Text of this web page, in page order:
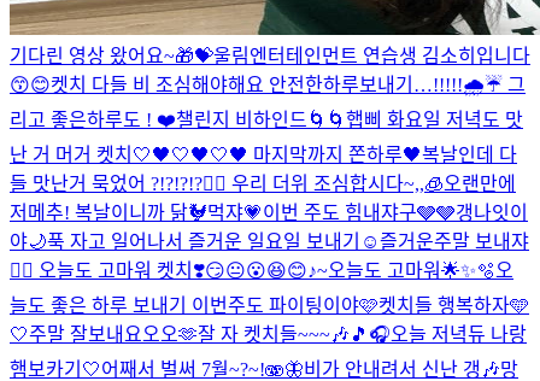
기다린 영상 왔어요~🎁💝울림엔터테인먼트 연습생 김소히입니다
😙😊켓치 다들 비 조심해야해요 안전한하루보내기…!!!!!🌧️☔️ 그
리고 좋은하루도 ! ❤️챌린지 비하인드🌀🌀 햅삐 화요일 저녁도 맛
난 거 머거 켓치🤍🖤🤍🖤🤍🖤 마지막까지 쫀하루🖤복날인데 다
들 맛난거 묵었어 ?!?!?!?❤️‍🔥 우리 더위 조심합시다~,,🧊오랜만에
저메추! 복날이니까 닭🐓먹쟈💗이번 주도 힘내쟈구🩶🩶갱나잇이
야🌙푹 자고 일어나서 즐거운 일요일 보내기☺️즐거운주말 보내쟈
❤️‍🔥 오늘도 고마워 켓치❣️😏😐😮😆😊♪~오늘도 고마워🌟✨🫧 오
늘도 좋은 하루 보내기 이번주도 파이팅이야🩷켓치들 행복하자🩵
🤍주말 잘보내요오오🫶잘 자 켓치들~~~🎶🎵🎧오늘 저녁듀 나랑
햄보카기🤍어째서 벌써 7월~?~!🫨🦋비가 안내려서 신난 갱🎶망